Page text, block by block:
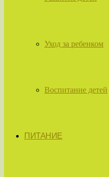
Уход за ребенком
Воспитание детей
ПИТАНИЕ